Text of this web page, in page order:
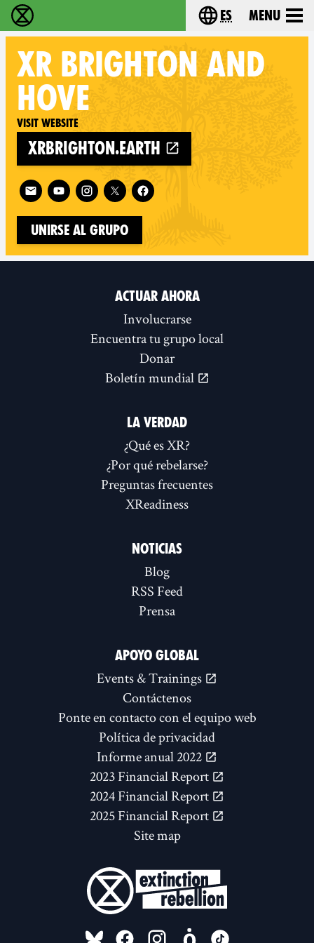
extinction rebellion - Home Choose your
es Menu
XR BRIGHTON AND
HOVE
Visit website
xrbrighton.earth
Follow XR Brighton and Hove on
Unirse al grupo
ACTUAR AHORA
Involucrarse
Encuentra tu grupo local
Donar
Boletín mundial
LA VERDAD
¿Qué es XR?
¿Por qué rebelarse?
Preguntas frecuentes
XReadiness
NOTICIAS
Blog
RSS Feed
Prensa
APOYO GLOBAL
Events & Trainings
Contáctenos
Ponte en contacto con el equipo web
Política de privacidad
Informe anual 2022
2023 Financial Report
2024 Financial Report
2025 Financial Report
Site map
FOLLOW US ON